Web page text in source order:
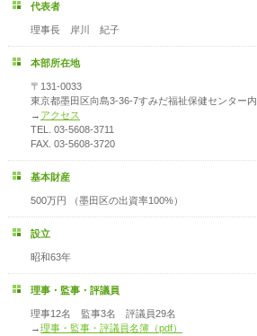
代表者
理事長 岸川 紀子
本部所在地
〒131-0033
東京都墨田区向島3-36-7すみだ福祉保健センター内
→ アクセス
TEL. 03-5608-3711
FAX. 03-5608-3720
基本財産
500万円 （墨田区の出資率100%）
設立
昭和63年
理事・監事・評議員
理事12名 監事3名 評議員29名
→理事・監事・評議員名簿（pdf）